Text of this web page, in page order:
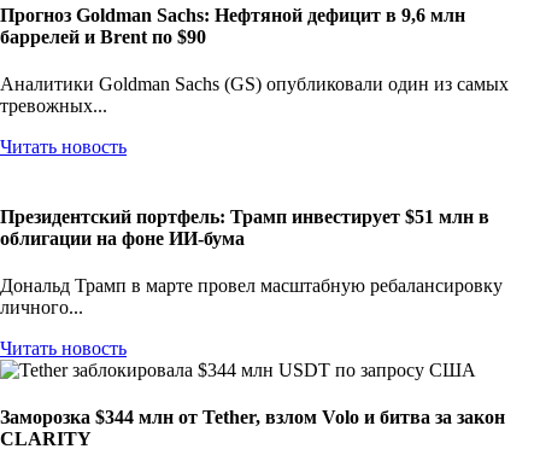
Прогноз Goldman Sachs: Нефтяной дефицит в 9,6 млн
баррелей и Brent по $90
Аналитики Goldman Sachs (GS) опубликовали один из самых
тревожных...
Читать новость
Президентский портфель: Трамп инвестирует $51 млн в
облигации на фоне ИИ-бума
Дональд Трамп в марте провел масштабную ребалансировку
личного...
Читать новость
Заморозка $344 млн от Tether, взлом Volo и битва за закон
CLARITY